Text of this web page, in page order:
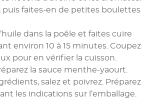
puis faites-en de petites boulettes
dans la poêle et faites cuire
environ 10 à 15 minutes. Coupez
pour en vérifier la cuisson.
la sauce menthe-yaourt.
salez et poivrez. Préparez
les indications sur l’emballage.